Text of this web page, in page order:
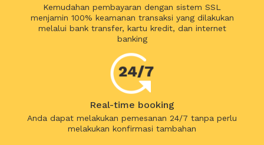
Kemudahan pembayaran dengan sistem SSL
menjamin 100% keamanan transaksi yang dilakukan
melalui bank transfer, kartu kredit, dan internet
banking
Real-time booking
Anda dapat melakukan pemesanan 24/7 tanpa perlu
melakukan konfirmasi tambahan